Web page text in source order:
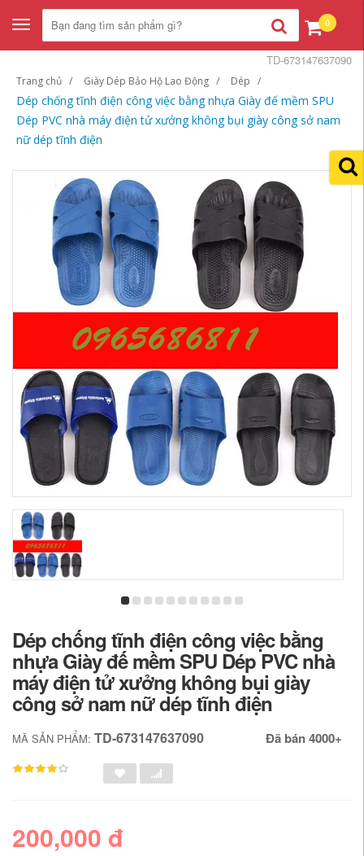
Toggle
navigation
0
Trang chủ Giày Dép Bảo Hộ Lao Động Dép
Dép chống tĩnh điện công việc bằng nhựa Giày đế mềm SPU
Dép PVC nhà máy điện tử xưởng không bụi giày công sở nam
nữ dép tĩnh điện
TD-673147637090
Dép chống tĩnh điện công việc bằng
nhựa Giày đế mềm SPU Dép PVC nhà
máy điện tử xưởng không bụi giày
công sở nam nữ dép tĩnh điện
MÃ SẢN PHẨM: TD-673147637090 Đã bán 4000+
200,000 đ